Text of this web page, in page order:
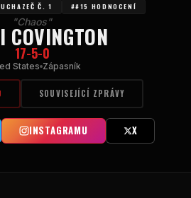
UCHAZEČ Č. 1 ##15 HODNOCENÍ
"Chaos"
COVINGTON
17-5-0
States Zápasník
SOUVISEJÍCÍ ZPRÁVY
INSTAGRAMU X